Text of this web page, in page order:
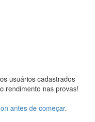
usuários cadastrados
rendimento nas provas!
antes de começar.